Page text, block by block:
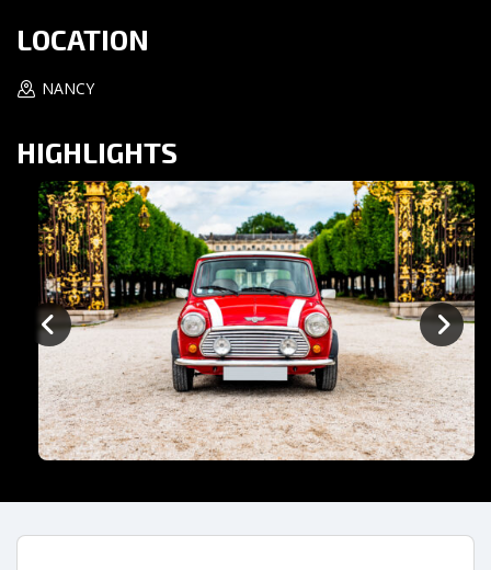
LOCATION
NANCY
HIGHLIGHTS